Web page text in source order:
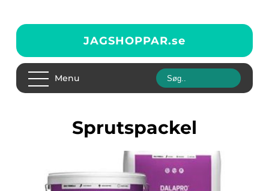
JAGSHOPPAR.se
Menu
Sprutspackel